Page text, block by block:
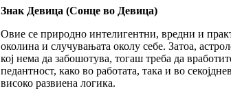
Знак Девица (Сонце во Девица)
Овие се природно интелигентни, вредни и
околина и случувањата околу себе. Затоа,
кој нема да забошотува, тогаш треба да
педантност, како во работата, така и во
високо развиена логика.